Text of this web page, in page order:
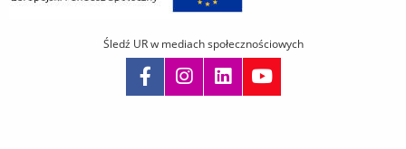
Śledź UR w mediach społecznościowych